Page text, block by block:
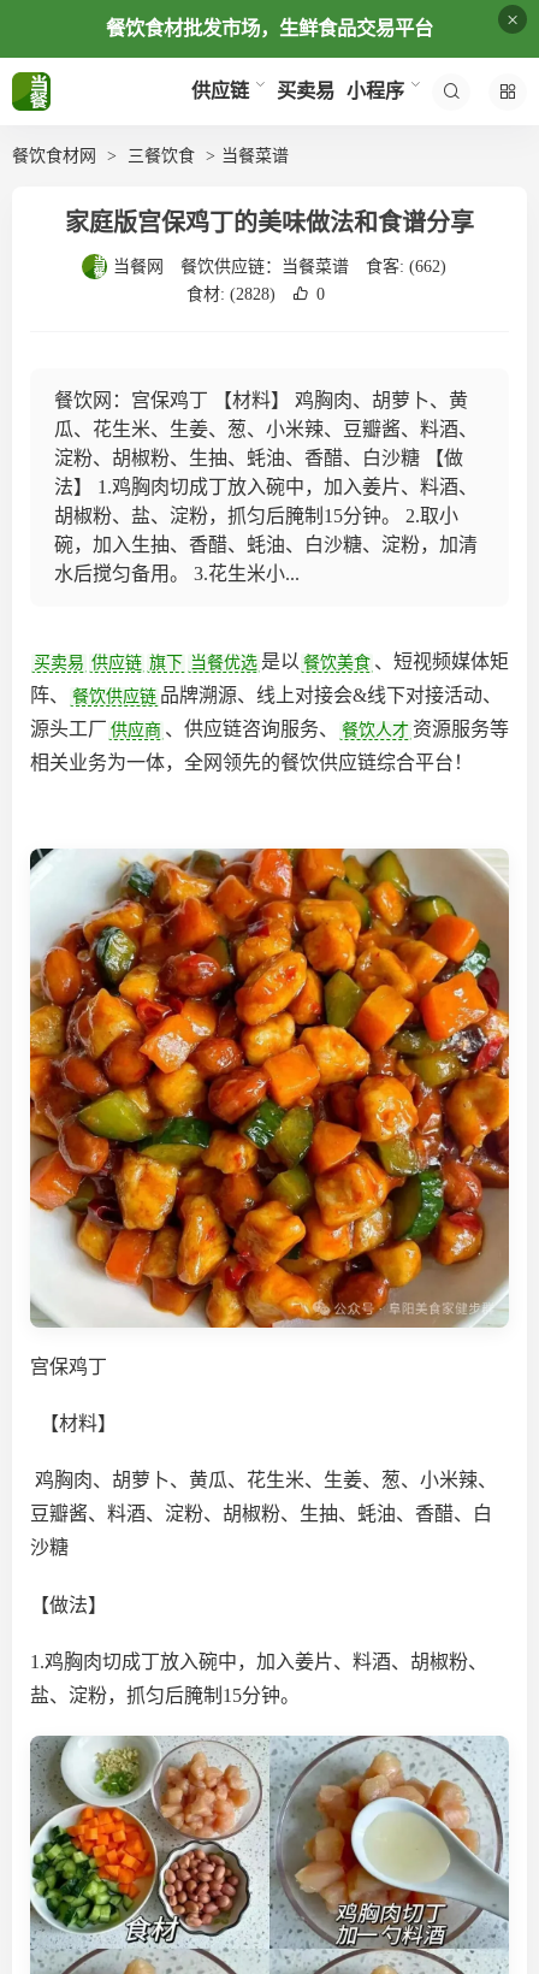
餐饮食材批发市场，生鲜食品交易平台 ×
供应链 买卖易 小程序
餐饮食材网 三餐饮食 当餐菜谱
家庭版宫保鸡丁的美味做法和食谱分享
当餐网 餐饮供应链： 当餐菜谱 食客: (662)
食材: (2828) 0
餐饮网：宫保鸡丁 【材料】 鸡胸肉、胡萝卜、黄
瓜、花生米、生姜、葱、小米辣、豆瓣酱、料酒、
淀粉、胡椒粉、生抽、蚝油、香醋、白沙糖 【做
法】 1.鸡胸肉切成丁放入碗中，加入姜片、料酒、
胡椒粉、盐、淀粉，抓匀后腌制15分钟。 2.取小
碗，加入生抽、香醋、蚝油、白沙糖、淀粉，加清
水后搅匀备用。 3.花生米小...
买卖易 供应链 旗下 当餐优选 是以 餐饮美食 、短视频媒体矩
阵、
餐饮供应链 品牌溯源、线上对接会&线下对接活动、
源头工厂 供应商 、供应链咨询服务、 餐饮人才 资源服务等
相关业务为一体，全网领先的餐饮供应链综合平台‌！
宫保鸡丁
【材料】
鸡胸肉、胡萝卜、黄瓜、花生米、生姜、葱、小米辣、
豆瓣酱、料酒、淀粉、胡椒粉、生抽、蚝油、香醋、白
沙糖
【做法】
1.鸡胸肉切成丁放入碗中，加入姜片、料酒、胡椒粉、
盐、淀粉，抓匀后腌制15分钟。